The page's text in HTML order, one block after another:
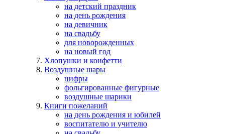
на детский праздник
на день рождения
на девичник
на свадьбу
для новорожденных
на новый год
Хлопушки и конфетти
Воздушные шары
цифры
фольгированные фигурные
воздушные шарики
Книги пожеланий
на день рождения и юбилей
воспитателю и учителю